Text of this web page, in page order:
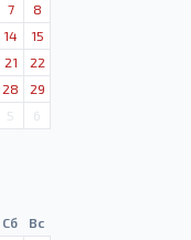
7
8
14
15
21
22
28
29
5 6
Сб
Вс